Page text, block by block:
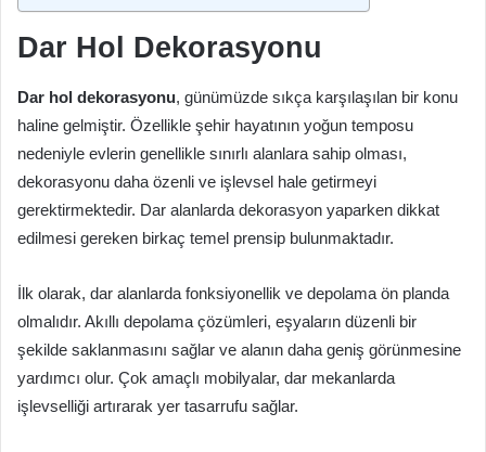
Dar Hol Dekorasyonu
Dar hol dekorasyonu, günümüzde sıkça karşılaşılan bir konu
haline gelmiştir. Özellikle şehir hayatının yoğun temposu
nedeniyle evlerin genellikle sınırlı alanlara sahip olması,
dekorasyonu daha özenli ve işlevsel hale getirmeyi
gerektirmektedir. Dar alanlarda dekorasyon yaparken dikkat
edilmesi gereken birkaç temel prensip bulunmaktadır.
İlk olarak, dar alanlarda fonksiyonellik ve depolama ön planda
olmalıdır. Akıllı depolama çözümleri, eşyaların düzenli bir
şekilde saklanmasını sağlar ve alanın daha geniş görünmesine
yardımcı olur. Çok amaçlı mobilyalar, dar mekanlarda
işlevselliği artırarak yer tasarrufu sağlar.